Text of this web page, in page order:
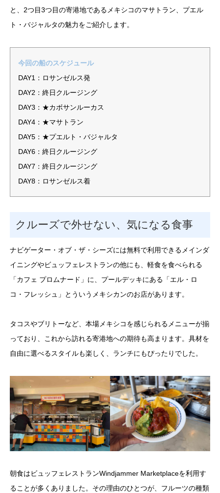
と、2つ目3つ目の寄港地であるメキシコのマサトラン、プエル
ト・バジャルタの魅力をご紹介します。
今回の船のスケジュール
DAY1：ロサンゼルス発
DAY2：終日クルージング
DAY3：★カボサンルーカス
DAY4：★マサトラン
DAY5：★プエルト・バジャルタ
DAY6：終日クルージング
DAY7：終日クルージング
DAY8：ロサンゼルス着
クルーズで外せない、気になる食事
ナビゲーター・オブ・ザ・シーズには無料で利用できるメインダ
イニングやビュッフェレストランの他にも、軽食を食べられる
「カフェ プロムナード」に、プールデッキにある「エル・ロ
コ・フレッシュ」とういうメキシカンのお店があります。
タコスやブリトーなど、本場メキシコを感じられるメニューが揃
っており、これから訪れる寄港地への期待も高まります。具材を
自由に選べるスタイルも楽しく、ランチにもぴったりでした。
朝食はビュッフェレストランWindjammer Marketplaceを利用す
ることが多くありました。その理由のひとつが、フルーツの種類